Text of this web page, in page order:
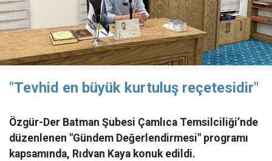
"Tevhid en büyük kurtuluş reçetesidir"
Özgür-Der Batman Şubesi Çamlıca Temsilciliği’nde
düzenlenen "Gündem Değerlendirmesi" programı
kapsamında, Rıdvan Kaya konuk edildi.